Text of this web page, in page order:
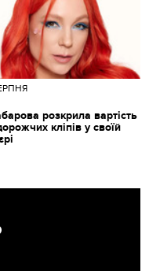
розкрила вартість
кліпів у своїй